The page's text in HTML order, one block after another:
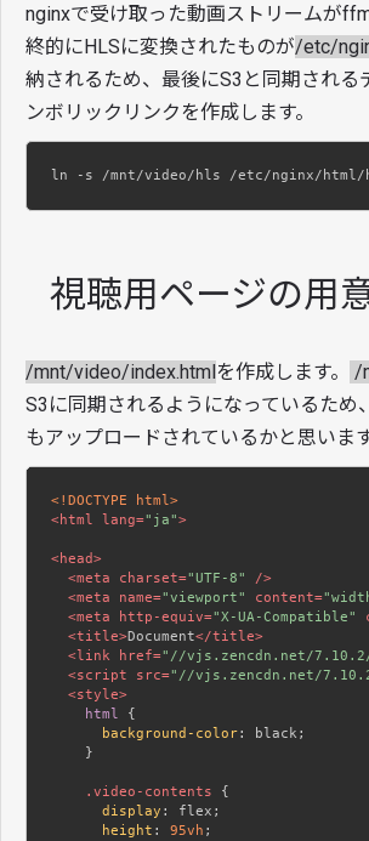
nginxで受け取った動画ストリームが
終的にHLSに変換されたものが/etc/
納されるため、最後にS3と同期される
ンボリックリンクを作成します。
ln -s /mnt/video/hls /etc/nginx/html/
視聴用ページの用
/mnt/video/index.html を作成します。 /
S3に同期されるようになっているため
もアップロードされているかと思います
<!DOCTYPE html>
<html lang="ja">
<head>
<meta charset="UTF-8"
/>
<meta name="viewport" content=
<meta http-equiv="X-UA-Compatible"
<title>Document</title>
<link href="//vjs.zencdn.net/
<script src="//vjs.zencdn.net/
<style>
html {
background-color: black;
    }
.video-contents {
display : flex;
height : 95vh ;